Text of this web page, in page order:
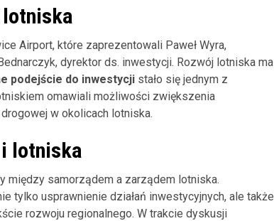
lotniska
Airport, które zaprezentowali Paweł Wyra,
dyrektor ds. inwestycji. Rozwój lotniska ma
podejście do inwestycji stało się jednym z
omawiali możliwości zwiększenia
w okolicach lotniska.
i lotniska
między samorządem a zarządem lotniska.
tylko usprawnienie działań inwestycyjnych, ale także
rozwoju regionalnego. W trakcie dyskusji